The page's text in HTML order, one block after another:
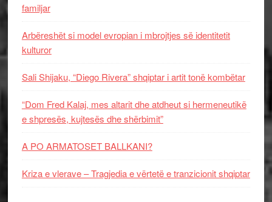
familjar
Arbëreshët si model evropian i mbrojtjes së identitetit
kulturor
Sali Shijaku, “Diego Rivera” shqiptar i artit tonë kombëtar
“Dom Fred Kalaj, mes altarit dhe atdheut si hermeneutikë
e shpresës, kujtesës dhe shërbimit”
A PO ARMATOSET BALLKANI?
Kriza e vlerave – Tragjedia e vërtetë e tranzicionit shqiptar